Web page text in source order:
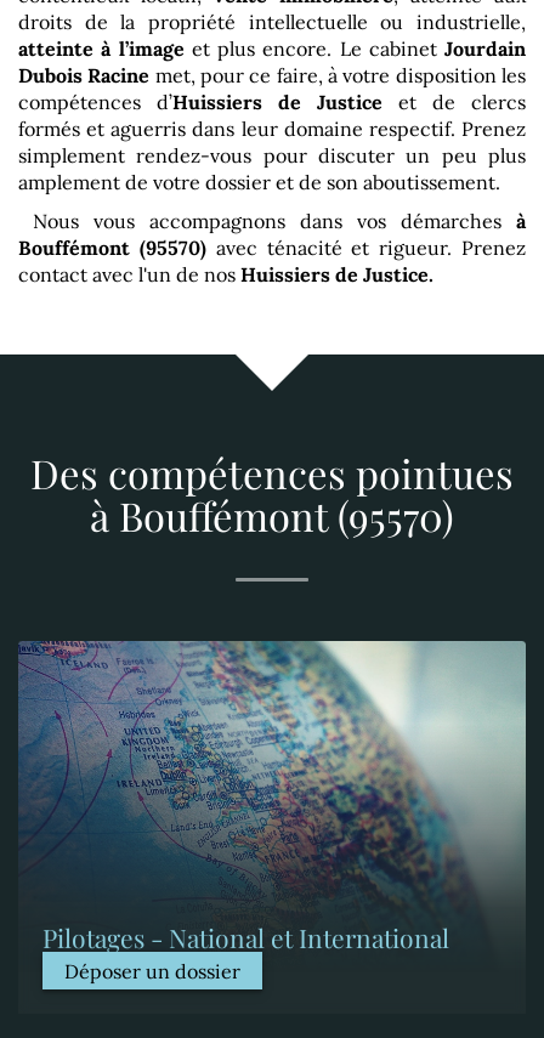
droits de la propriété intellectuelle ou industrielle,
atteinte à l’image et plus encore. Le cabinet Jourdain
Dubois Racine met, pour ce faire, à votre disposition les
compétences d’Huissiers de Justice et de clercs
formés et aguerris dans leur domaine respectif. Prenez
simplement rendez-vous pour discuter un peu plus
amplement de votre dossier et de son aboutissement.
Nous vous accompagnons dans vos démarches à
Bouffémont (95570)avec ténacité et rigueur. Prenez
contact avec l'un de nos Huissiers de Justice.
Des compétences pointues
à Bouffémont (95570)
Pilotages - National et International
Déposer un dossier